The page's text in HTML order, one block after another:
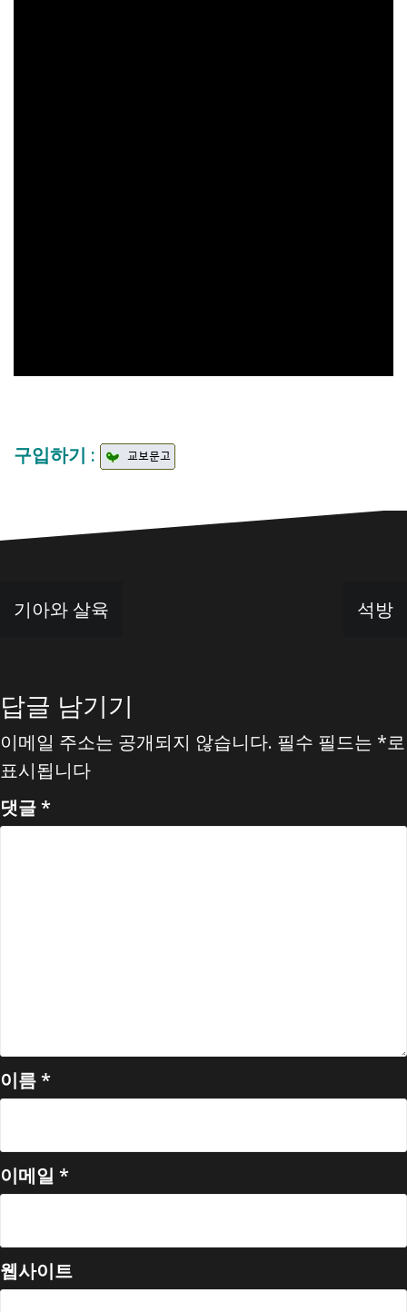
구입하기 :
글
탐기아와 살육 석방
답글 남기기
이메일 주소는 공개되지 않습니다. 필수 필드는 *로
표시됩니다
댓글*
이름*
이메일 *
웹사이트